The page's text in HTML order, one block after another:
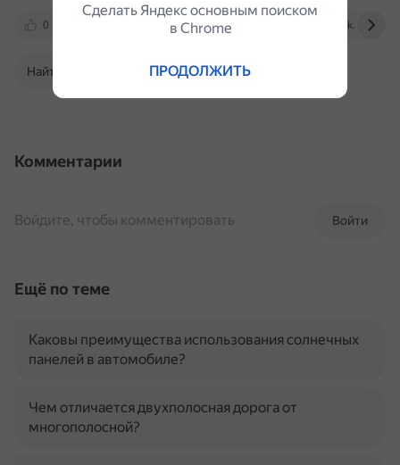
0 www.drive2.ru vk.com
Найти в Поиске
Комментарии
Войти
Войдите, чтобы комментировать
Ещё по теме
Каковы преимущества использования солнечных
панелей в автомобиле?
Чем отличается двухполосная дорога от
многополосной?
Сделать Яндекс основным поиском
в Сhrome
ПРОДОЛЖИТЬ